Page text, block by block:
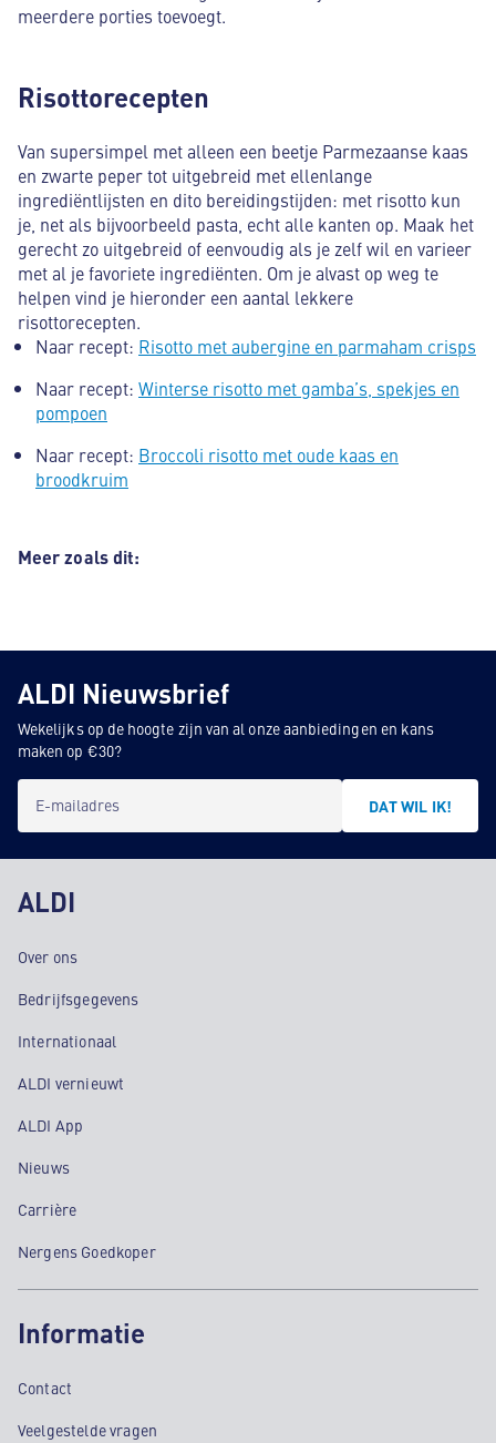
meerdere porties toevoegt.
Risottorecepten
Van supersimpel met alleen een beetje Parmezaanse kaas
en zwarte peper tot uitgebreid met ellenlange
ingrediëntlijsten en dito bereidingstijden: met risotto kun
je, net als bijvoorbeeld pasta, echt alle kanten op. Maak het
gerecht zo uitgebreid of eenvoudig als je zelf wil en varieer
met al je favoriete ingrediënten. Om je alvast op weg te
helpen vind je hieronder een aantal lekkere
risottorecepten.
Naar recept: Risotto met aubergine en parmaham crisps
Naar recept: Winterse risotto met gamba’s, spekjes en
pompoen
Naar recept: Broccoli risotto met oude kaas en
broodkruim
Meer zoals dit:
ALDI Nieuwsbrief
Wekelijks op de hoogte zijn van al onze aanbiedingen en kans
maken op €30?
E-mailadres DAT WIL IK!
ALDI
Over ons
Bedrijfsgegevens
Internationaal
ALDI vernieuwt
ALDI App
Nieuws
Carrière
Nergens Goedkoper
Informatie
Contact
Veelgestelde vragen